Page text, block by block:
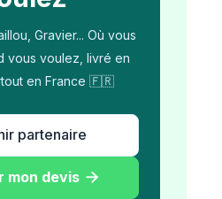
Gravier... Où vous
vous voulez, livré en
en France 🇫🇷
partenaire
mon devis 